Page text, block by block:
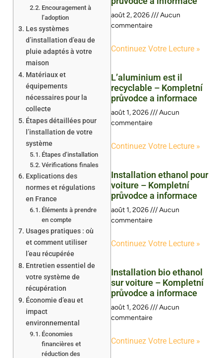
Encouragement à
l’adoption
Les systèmes
d’installation d’eau de
pluie adaptés à votre
maison
Matériaux et
équipements
nécessaires pour la
collecte
Étapes détaillées pour
l’installation de votre
système
Étapes d’installation
Vérifications finales
Explications des
normes et régulations
en France
Éléments à prendre
en compte
Usages pratiques : où
et comment utiliser
l’eau récupérée
Entretien essentiel de
votre système de
récupération
Économie d’eau et
impact
environnemental
Économies
financières et
réduction des
août 2, 2026
Aucun
commentaire
Continuez Votre Lecture »
L’aluminium est il
recyclable – Kompletní
průvodce a informace
août 1, 2026
Aucun
commentaire
Continuez Votre Lecture »
Installation ethanol pour
voiture – Kompletní
průvodce a informace
août 1, 2026
Aucun
commentaire
Continuez Votre Lecture »
Installation bio ethanol
sur voiture – Kompletní
průvodce a informace
août 1, 2026
Aucun
commentaire
Continuez Votre Lecture »